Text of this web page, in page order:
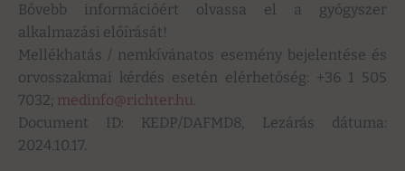
Bővebb információért olvassa el a gyógyszer
alkalmazási előírását!
Mellékhatás / nemkívánatos esemény bejelentése és
orvosszakmai kérdés esetén elérhetőség: +36 1 505
7032; medinfo@richter.hu.
Document ID: KEDP/DAFMD8, Lezárás dátuma:
2024.10.17.